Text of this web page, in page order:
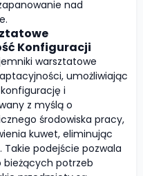
nad
Konfiguracji
warsztatowe
umożliwiając
i
z myślą o
środowiska pracy,
kuwet, eliminując
podejście pozwala
bieżących potrzeb